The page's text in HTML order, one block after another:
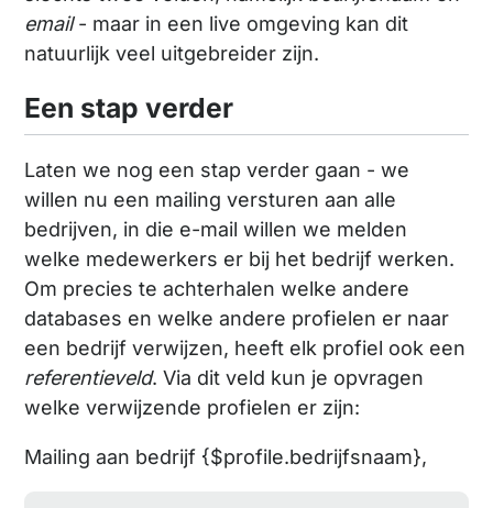
email- maar in een live omgeving kan dit
natuurlijk veel uitgebreider zijn.
Een stap verder
Laten we nog een stap verder gaan - we
willen nu een mailing versturen aan alle
bedrijven, in die e-mail willen we melden
welke medewerkers er bij het bedrijf werken.
Om precies te achterhalen welke andere
databases en welke andere profielen er naar
een bedrijf verwijzen, heeft elk profiel ook een
referentieveld. Via dit veld kun je opvragen
welke verwijzende profielen er zijn:
Mailing aan bedrijf {$profile.bedrijfsnaam},